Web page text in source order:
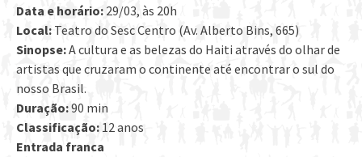
Data e horário: 29/03, às 20h
Local: Teatro do Sesc Centro (Av. Alberto Bins, 665)
Sinopse:A cultura e as belezas do Haiti através do olhar de
artistas que cruzaram o continente até encontrar o sul do
nosso Brasil.
Duração:90 min
Classificação: 12 anos
Entrada franca